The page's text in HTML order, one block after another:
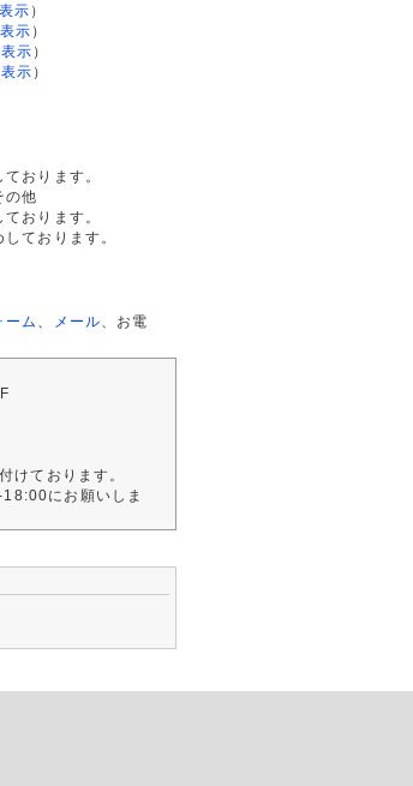
示 ）
示 ）
示 ）
示 ）
おります。
の他
おります。
ております。
ーム メール 、お電
けております。
にお願いしま